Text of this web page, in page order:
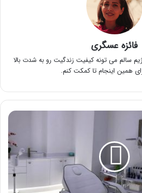
فائزه عسگری
سالم می تونه کیفیت زندگیت رو به شدت بالا
همین اینجام تا کمکت کنم.